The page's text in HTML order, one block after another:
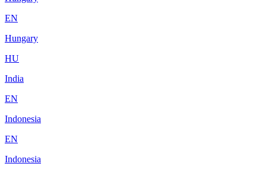
EN
Hungary
HU
India
EN
Indonesia
EN
Indonesia